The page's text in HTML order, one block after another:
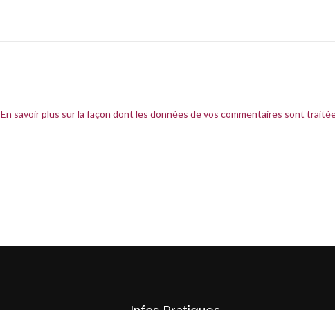
En savoir plus sur la façon dont les données de vos commentaires sont